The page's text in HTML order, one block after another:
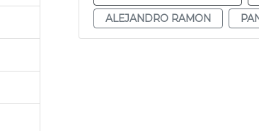
ALEJANDRO RAMON